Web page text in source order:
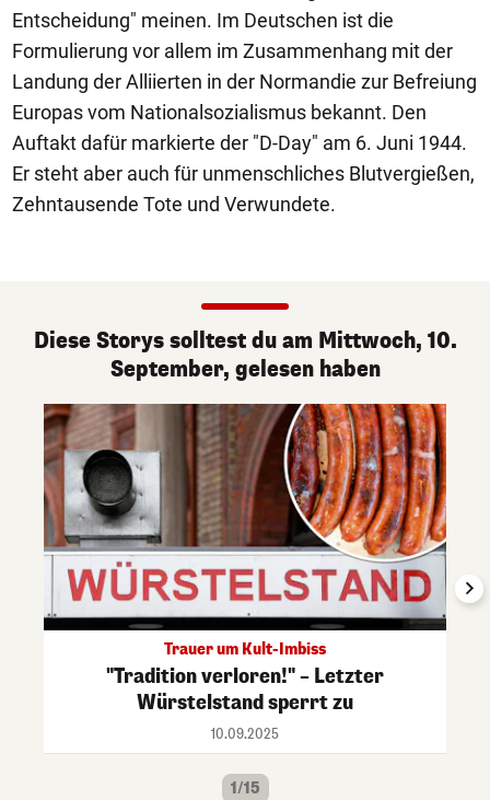
Entscheidung" meinen. Im Deutschen ist die
Formulierung vor allem im Zusammenhang mit der
Landung der Alliierten in der Normandie zur Befreiung
Europas vom Nationalsozialismus bekannt. Den
Auftakt dafür markierte der "D-Day" am 6. Juni 1944.
Er steht aber auch für unmenschliches Blutvergießen,
Zehntausende Tote und Verwundete.
Diese Storys solltest du am Mittwoch, 10.
September, gelesen haben
Trauer um Kult-Imbiss
"Tradition verloren!" – Letzter
Würstelstand sperrt zu
10.09.2025
1/15